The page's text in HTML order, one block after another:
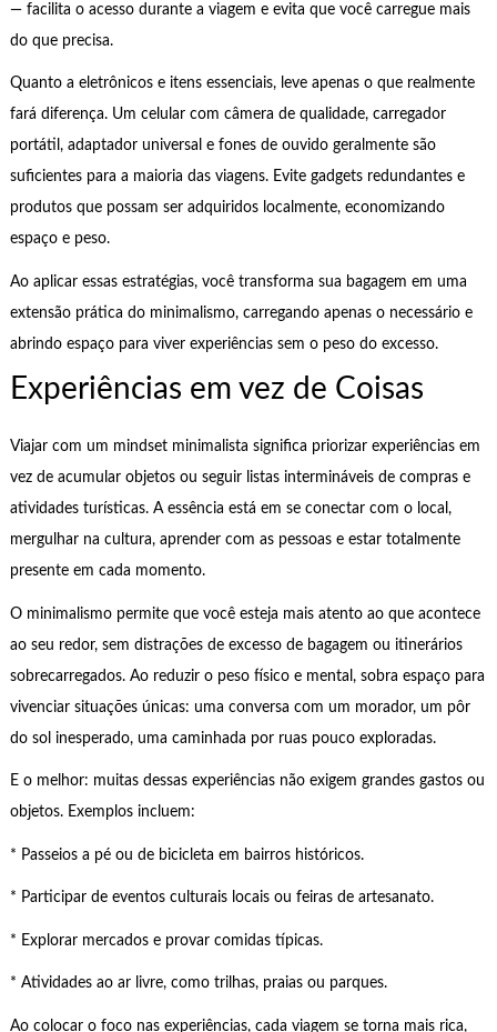
— facilita o acesso durante a viagem e evita que você carregue mais
do que precisa.
Quanto a eletrônicos e itens essenciais, leve apenas o que realmente
fará diferença. Um celular com câmera de qualidade, carregador
portátil, adaptador universal e fones de ouvido geralmente são
suficientes para a maioria das viagens. Evite gadgets redundantes e
produtos que possam ser adquiridos localmente, economizando
espaço e peso.
Ao aplicar essas estratégias, você transforma sua bagagem em uma
extensão prática do minimalismo, carregando apenas o necessário e
abrindo espaço para viver experiências sem o peso do excesso.
Experiências em vez de Coisas
Viajar com um mindset minimalista significa priorizar experiências em
vez de acumular objetos ou seguir listas intermináveis de compras e
atividades turísticas. A essência está em se conectar com o local,
mergulhar na cultura, aprender com as pessoas e estar totalmente
presente em cada momento.
O minimalismo permite que você esteja mais atento ao que acontece
ao seu redor, sem distrações de excesso de bagagem ou itinerários
sobrecarregados. Ao reduzir o peso físico e mental, sobra espaço para
vivenciar situações únicas: uma conversa com um morador, um pôr
do sol inesperado, uma caminhada por ruas pouco exploradas.
E o melhor: muitas dessas experiências não exigem grandes gastos ou
objetos. Exemplos incluem:
* Passeios a pé ou de bicicleta em bairros históricos.
* Participar de eventos culturais locais ou feiras de artesanato.
* Explorar mercados e provar comidas típicas.
* Atividades ao ar livre, como trilhas, praias ou parques.
Ao colocar o foco nas experiências, cada viagem se torna mais rica,